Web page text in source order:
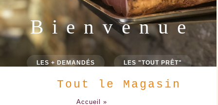
B i e n v e n u e
LES + DEMANDÉS LES "TOUT PRÊT"
Tout le Magasin
Accueil »